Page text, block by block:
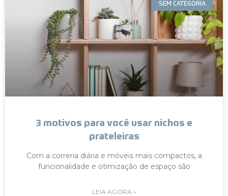
SEM CATEGORIA
3 motivos para você usar nichos e
prateleiras
Com a correria diária e móveis mais compactos, a
funcionalidade e otimização de espaço são
LEIA AGORA »